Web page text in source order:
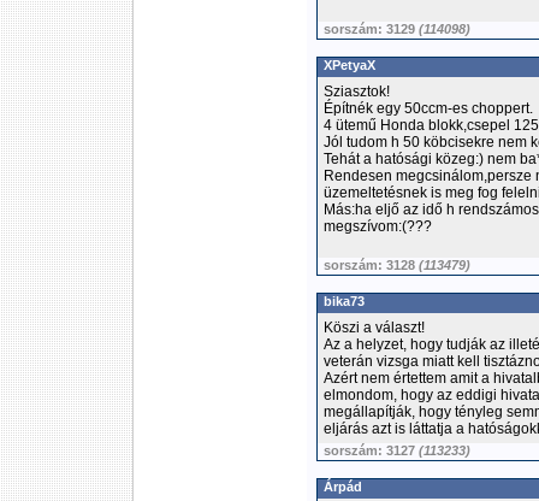
sorszám: 3129 (114098)
XPetyaX
Sziasztok!
Építnék egy 50ccm-es choppert.
4 ütemű Honda blokk,csepel
Jól tudom h 50 köbcisekre nem
Tehát a hatósági közeg:) nem
Rendesen
üzemeltetésnek is meg fog
Más:ha eljő az idő h
megszívom:(???
sorszám: 3128 (113479)
bika73
Köszi a választ!
Az a helyzet, hogy tudják az
veterán vizsga miatt kell
Azért nem értettem amit a
elmondom, hogy az eddigi
megállapítják, hogy tényleg
eljárás azt is láttatja a
sorszám: 3127 (113233)
Árpád